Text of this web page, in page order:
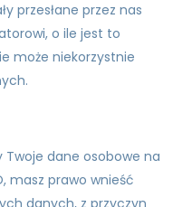
przesłane przez nas
o ile jest to
może niekorzystnie
dane osobowe na
masz prawo wnieść
danych, z przyczyn